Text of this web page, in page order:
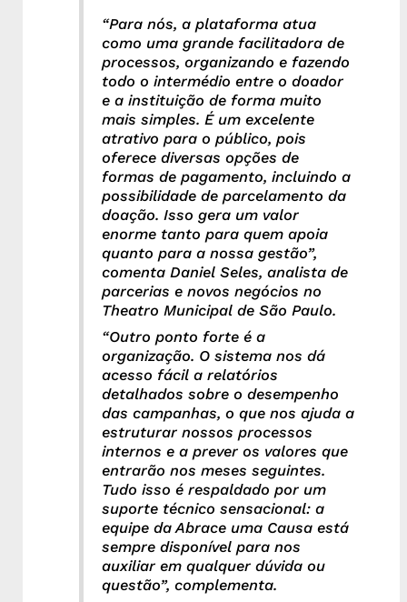
“Para nós, a plataforma atua
como uma grande facilitadora de
processos, organizando e fazendo
todo o intermédio entre o doador
e a instituição de forma muito
mais simples. É um excelente
atrativo para o público, pois
oferece diversas opções de
formas de pagamento, incluindo a
possibilidade de parcelamento da
doação. Isso gera um valor
enorme tanto para quem apoia
quanto para a nossa gestão”,
comenta Daniel Seles, analista de
parcerias e novos negócios no
Theatro Municipal de São Paulo.
“Outro ponto forte é a
organização. O sistema nos dá
acesso fácil a relatórios
detalhados sobre o desempenho
das campanhas, o que nos ajuda a
estruturar nossos processos
internos e a prever os valores que
entrarão nos meses seguintes.
Tudo isso é respaldado por um
suporte técnico sensacional: a
equipe da Abrace uma Causa está
sempre disponível para nos
auxiliar em qualquer dúvida ou
questão”, complementa.